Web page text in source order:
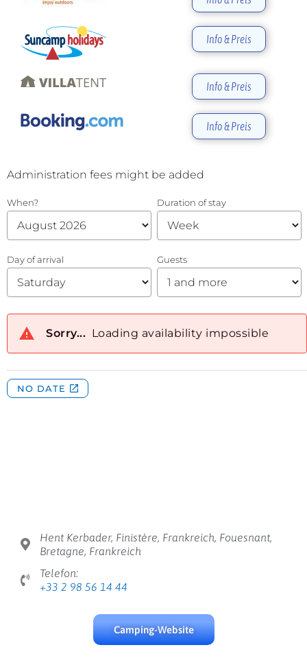
Info & Preis
Info & Preis
Info & Preis
Hent Kerbader, Finistère, Frankreich, Fouesnant,
Bretagne, Frankreich
Telefon:
+33 2 98 56 14 44
Camping-Website